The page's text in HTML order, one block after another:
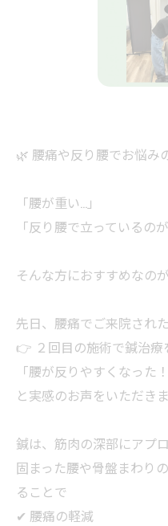
🌿 腰痛や反り腰でお悩み
「腰が重い…」
「反り腰で立っているの
そんな方におすすめなの
先日、腰痛でご来院され
👉 ２回目の施術で鍼治療
「腰が反りやすくなった！
と実感のお声をいただきま
鍼は、筋肉の深部にアプ
固まった腰や骨盤まわり
ることで
✔ 腰痛の軽減